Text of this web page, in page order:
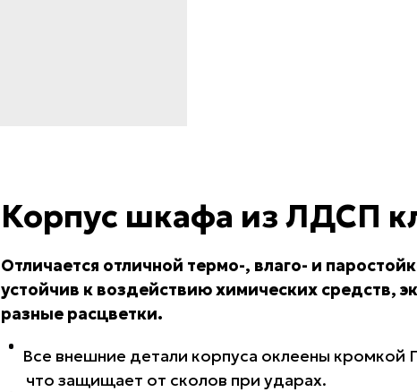
Корпус шкафа из ЛДСП
Отличается отличной термо-, влаго- и
устойчив к воздействию химических средств,
разные расцветки.
Все внешние детали корпуса оклеены
что защищает от сколов при ударах.